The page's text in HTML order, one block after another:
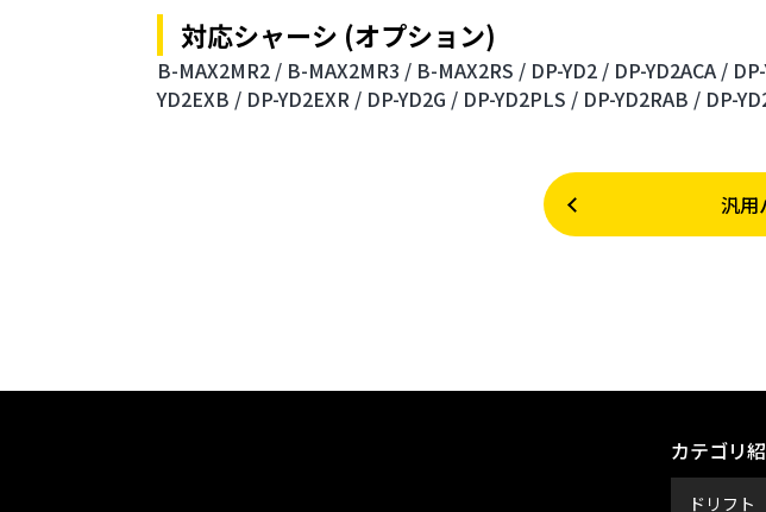
対応シャーシ (オプション)
B-MAX2MR2 / B-MAX2MR3 / B-MAX2RS / DP-YD2 / DP-YD2ACA /
YD2EXB / DP-YD2EXR / DP-YD2G / DP-YD2PLS / DP-YD2RAB / DP-
汎用
カテゴリ
ドリフト